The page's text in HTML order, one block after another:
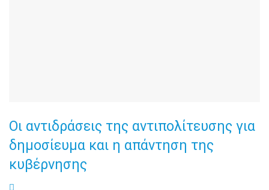
Οι αντιδράσεις της αντιπολίτευσης για
δημοσίευμα και η απάντηση της
κυβέρνησης